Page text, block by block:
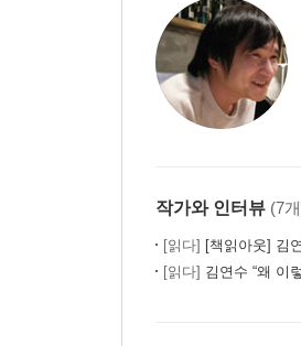
작가와 인터뷰 (7
[읽다] [책읽아웃] 김연수
[읽다] 김연수 “왜 이